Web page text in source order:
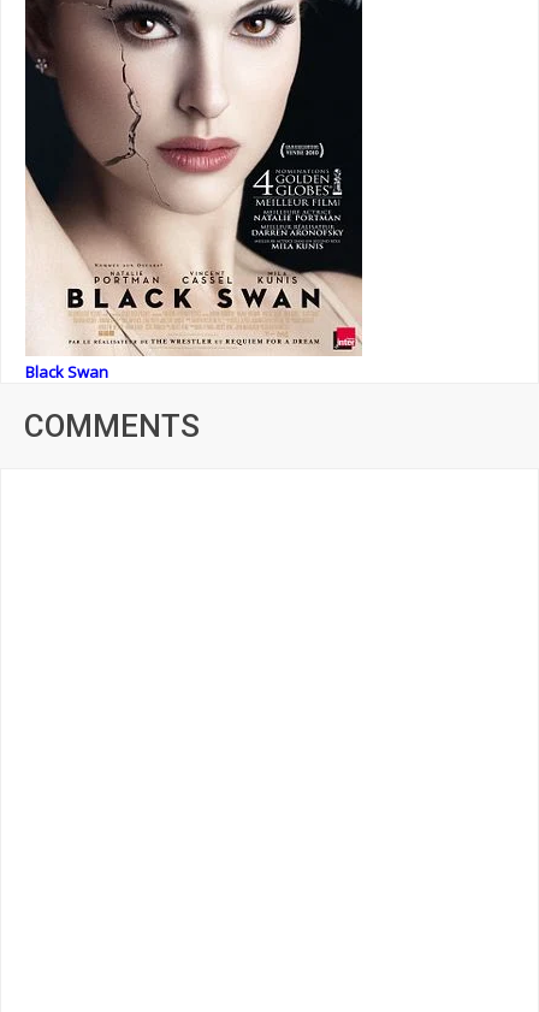
Black Swan
COMMENTS